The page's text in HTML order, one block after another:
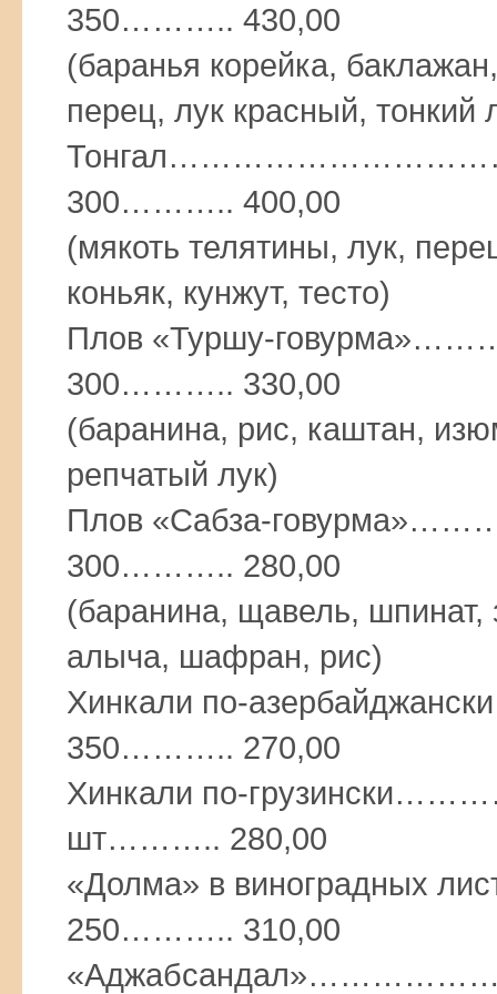
350……….. 430,00
(баранья корейка,
перец, лук красный, тонкий
300……….. 400,00
(мякоть телятины, лук,
коньяк, кунжут, тесто)
Плов «Туршу-
300……….. 330,00
(баранина, рис, каштан,
репчатый лук)
Плов «Сабза-
300……….. 280,00
(баранина, щавель, шпинат,
алыча, шафран, рис)
Хинкали по-
350……….. 270,00
Хинкали по-
шт……….. 280,00
«Долма» в
250……….. 310,00